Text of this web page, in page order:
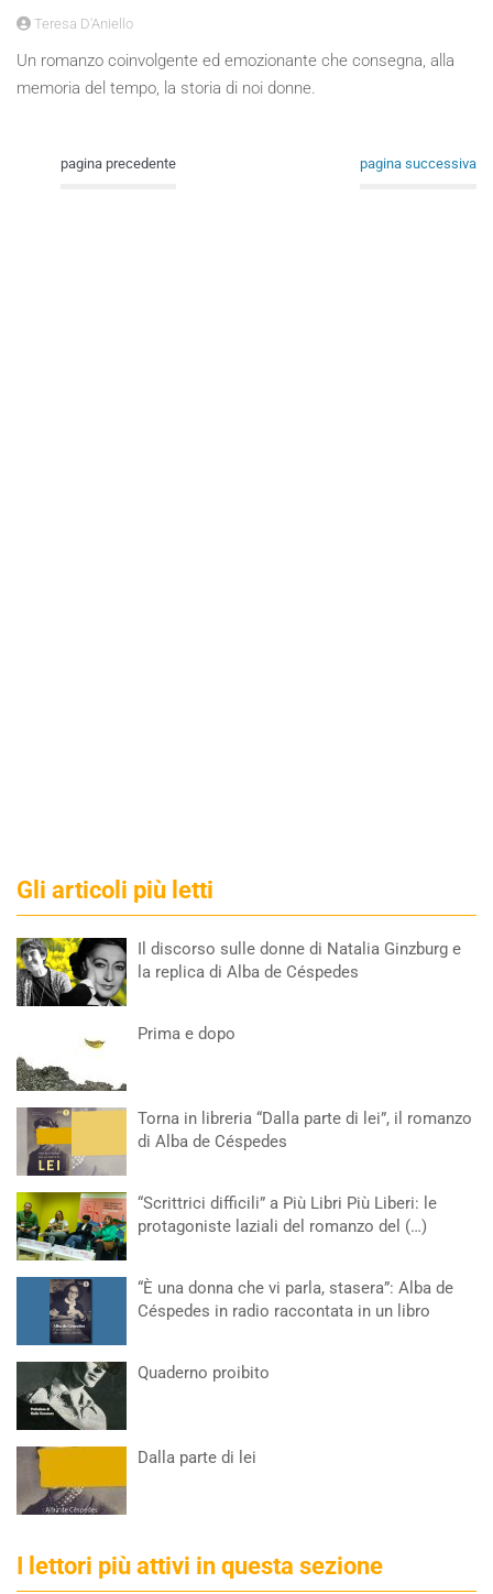
Teresa D'Aniello
Un romanzo coinvolgente ed emozionante che consegna, alla
memoria del tempo, la storia di noi donne.
pagina precedente pagina successiva
Gli articoli più letti
Il discorso sulle donne di Natalia Ginzburg e
la replica di Alba de Céspedes
Prima e dopo
Torna in libreria “Dalla parte di lei”, il romanzo
di Alba de Céspedes
“Scrittrici difficili” a Più Libri Più Liberi: le
protagoniste laziali del romanzo del (…)
“È una donna che vi parla, stasera”: Alba de
Céspedes in radio raccontata in un libro
Quaderno proibito
Dalla parte di lei
I lettori più attivi in questa sezione